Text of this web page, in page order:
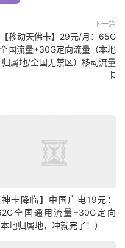
下一篇
【移动天佛卡】29元/月：65G
全国流量+30G定向流量（本地
归属地/全国无禁区）移动流量
卡
神卡降临】中国广电19元：
全国通用流量+30G定向
本地归属地，冲就完了！）